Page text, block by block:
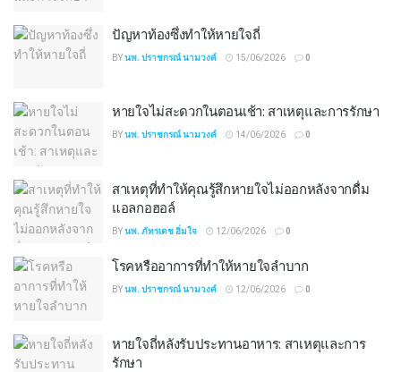
ปัญหาท้องซึ่งทำให้หายใจถี่
BYนพ. ปราชกรณ์ นามวงค์ 15/06/2026 0
หายใจไม่สะดวกในตอนเช้า: สาเหตุและการรักษา
BYนพ. ปราชกรณ์ นามวงค์ 14/06/2026 0
สาเหตุที่ทำให้คุณรู้สึกหายใจไม่ออกหลังจากดื่ม
แอลกอฮอล์
BYนพ. ภัทรเดช อิ่มใจ 12/06/2026 0
โรคหรืออาการที่ทำให้หายใจลำบาก
BYนพ. ปราชกรณ์ นามวงค์ 12/06/2026 0
หายใจถี่หลังรับประทานอาหาร: สาเหตุและการ
รักษา